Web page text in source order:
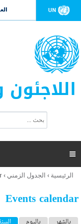
UN
ت
ر
ل
ح
ب

أنت
هنا
الرئيسية › الجدول الزمني ›
Events calendar